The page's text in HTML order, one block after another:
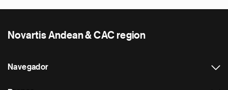
Novartis Andean & CAC region
Navegador